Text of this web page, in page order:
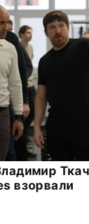
взорвали